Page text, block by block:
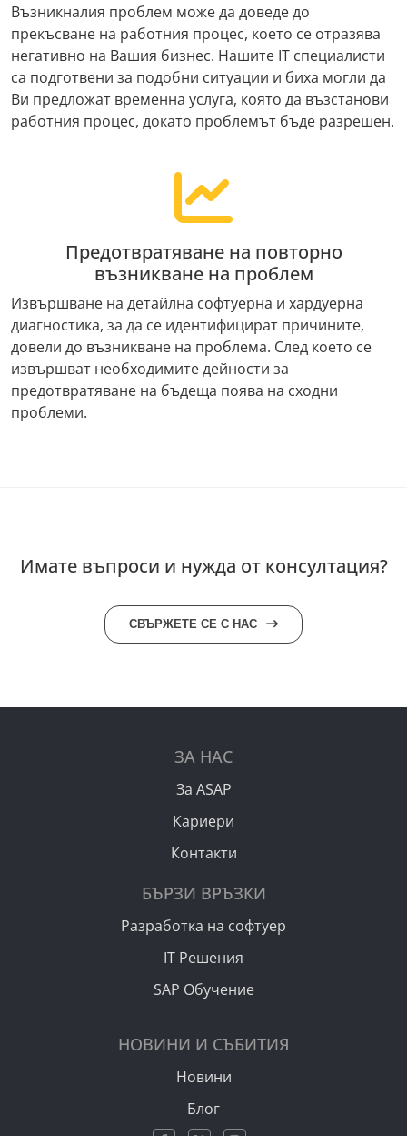
Възникналия проблем може да доведе до
прекъсване на работния процес, което се отразява
негативно на Вашия бизнес. Нашите IT специалисти
са подготвени за подобни ситуации и биха могли да
Ви предложат временна услуга, която да възстанови
работния процес, докато проблемът бъде разрешен.
Предотвратяване на повторно
възникване на проблем
Извършване на детайлна софтуерна и хардуерна
диагностика, за да се идентифицират причините,
довели до възникване на проблема. След което се
извършват необходимите дейности за
предотвратяване на бъдеща поява на сходни
проблеми.
Имате въпроси и нужда от консултация?
СВЪРЖЕТЕ СЕ С НАС
ЗА НАС
За ASAP
Кариери
Контакти
БЪРЗИ ВРЪЗКИ
Разработка на софтуер
IT Решения
SAP Обучение
НОВИНИ И СЪБИТИЯ
Новини
Блог